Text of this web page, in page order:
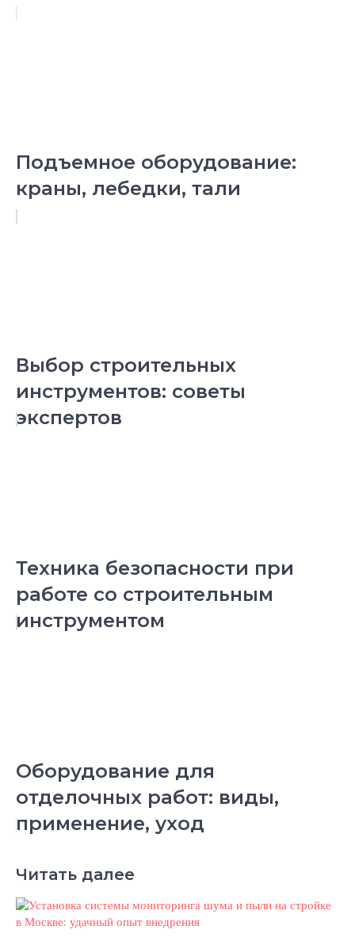
Подъемное оборудование:
краны, лебедки, тали
Выбор строительных
инструментов: советы
экспертов
Техника безопасности при
работе со строительным
инструментом
Оборудование для
отделочных работ: виды,
применение, уход
Читать далее